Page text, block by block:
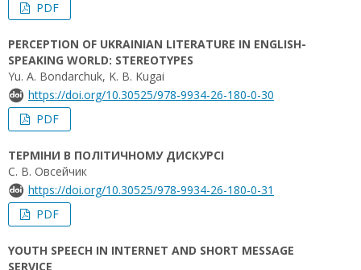
PDF
PERCEPTION OF UKRAINIAN LITERATURE IN ENGLISH-
SPEAKING WORLD: STEREOTYPES
Yu. A. Bondarchuk, K. В. Kugai
https://doi.org/10.30525/978-9934-26-180-0-30
PDF
ТЕРМІНИ В ПОЛІТИЧНОМУ ДИСКУРСІ
С. В. Овсейчик
https://doi.org/10.30525/978-9934-26-180-0-31
PDF
YOUTH SPEECH IN INTERNET AND SHORT MESSAGE
SERVICE